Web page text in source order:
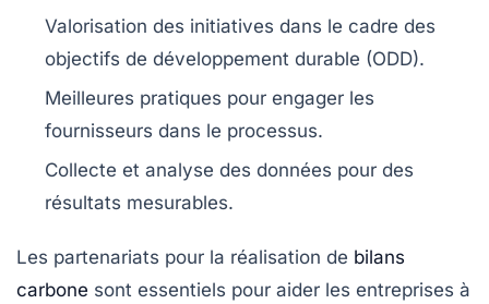
Valorisation des initiatives dans le cadre des
objectifs de développement durable (ODD).
Meilleures pratiques pour engager les
fournisseurs dans le processus.
Collecte et analyse des données pour des
résultats mesurables.
Les partenariats pour la réalisation de bilans
carbone sont essentiels pour aider les entreprises à